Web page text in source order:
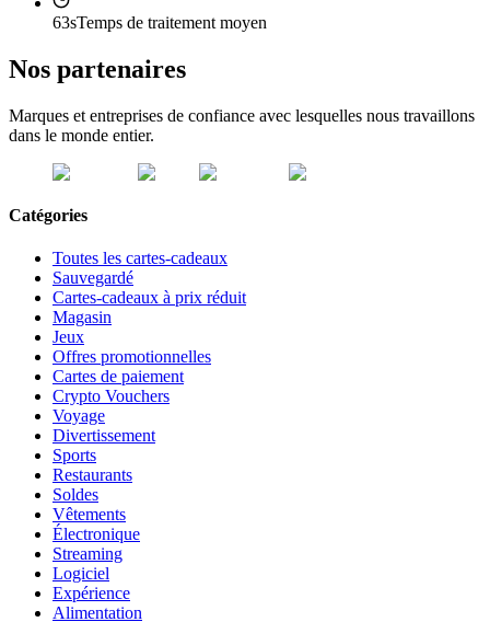
63sTemps de traitement moyen
Nos partenaires
Marques et entreprises de confiance avec lesquelles nous travaillons
dans le monde entier.
Catégories
Toutes les cartes-cadeaux
Sauvegardé
Cartes-cadeaux à prix réduit
Magasin
Jeux
Offres promotionnelles
Cartes de paiement
Crypto Vouchers
Voyage
Divertissement
Sports
Restaurants
Soldes
Vêtements
Électronique
Streaming
Logiciel
Expérience
Alimentation